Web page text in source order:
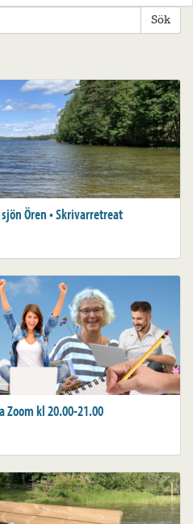
Sök
Ören • Skrivarretreat
kl 20.00-21.00